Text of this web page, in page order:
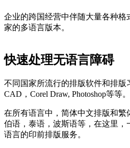
企业的跨国经营中伴随大量各种
家的多语言版本。
快速处理无语言障碍
不同国家所流行的排版软件和排版
CAD，Corel Draw, Photoshop等等。
在所有语言中，简体中文排版和
伯语，泰语，波斯语等，在这里
语言的印前排版服务。